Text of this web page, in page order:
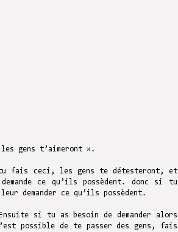
gens t’aimeront ».
tu fais ceci, les gens te détesteront, et
ce qu’ils possèdent. donc si tu
demander ce qu’ils possèdent.
si tu as besoin de demander alors
possible de te passer des gens, fais